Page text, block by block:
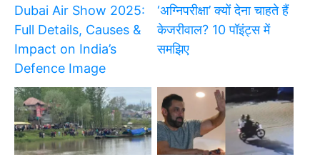
Dubai Air Show 2025:
Full Details, Causes &
Impact on India’s
Defence Image
‘अग्निपरीक्षा’ क्यों देना चाहते हैं
केजरीवाल? 10 पॉइंट्स में
समझिए